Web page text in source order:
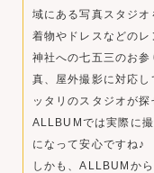
域にある写真スタジオ
着物やドレスなどのレ
神社への七五三のお
真、屋外撮影に対応
ッタリのスタジオが探
ALLBUMでは実際に
になって安心ですね♪
しかも、ALLBUMか